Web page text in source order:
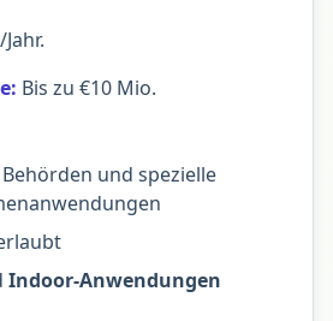
Bis zu €10 Mio.
und spezielle
Indoor-Anwendungen